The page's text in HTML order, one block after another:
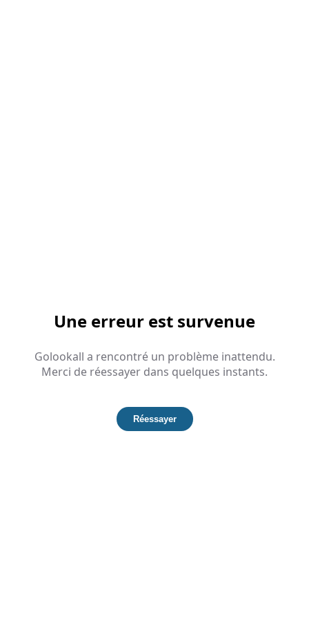
Une erreur est survenue
Golookall a rencontré un problème inattendu.
Merci de réessayer dans quelques instants.
Réessayer